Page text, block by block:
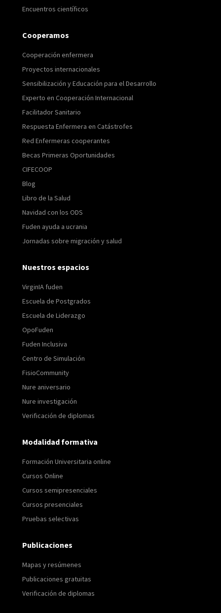
Encuentros científicos
Cooperamos
Cooperación enfermera
Proyectos internacionales
Sensibilización y Educación para el Desarrollo
Experto en Cooperación Internacional
Facilitador Sanitario
Respuesta Enfermera en Catástrofes
Red Enfermeras cooperantes
Becas Primeras Oportunidades
CIFECOOP
Blog
Libro de la Salud
Navidad con los ODS
Fuden ayuda a ucrania
Jornadas sobre migración y salud
Nuestros espacios
VirginIA fuden
Escuela de Postgrados
Escuela de Liderazgo
OpoFuden
Fuden Inclusiva
Centro de Simulación
FisioCommunity
Nure aniversario
Nure investigación
Verificación de diplomas
Modalidad formativa
Formación Universitaria online
Cursos Online
Cursos semipresenciales
Cursos presenciales
Pruebas selectivas
Publicaciones
Mapas y resúmenes
Publicaciones gratuitas
Verificación de diplomas